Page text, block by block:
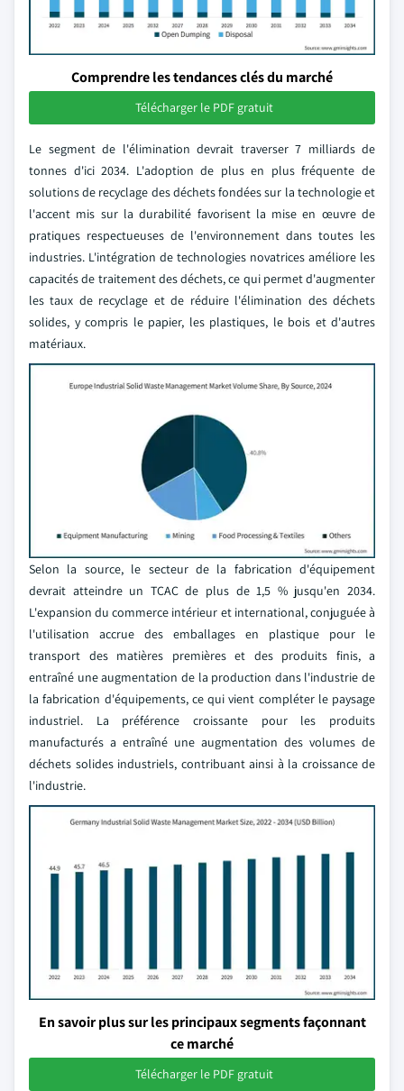
Comprendre les tendances clés du marché
Télécharger le PDF gratuit
Le segment de l'élimination devrait traverser 7 milliards de
tonnes d'ici 2034. L'adoption de plus en plus fréquente de
solutions de recyclage des déchets fondées sur la technologie et
l'accent mis sur la durabilité favorisent la mise en œuvre de
pratiques respectueuses de l'environnement dans toutes les
industries. L'intégration de technologies novatrices améliore les
capacités de traitement des déchets, ce qui permet d'augmenter
les taux de recyclage et de réduire l'élimination des déchets
solides, y compris le papier, les plastiques, le bois et d'autres
matériaux.
Selon la source, le secteur de la fabrication d'équipement
devrait atteindre un TCAC de plus de 1,5 % jusqu'en 2034.
L'expansion du commerce intérieur et international, conjuguée à
l'utilisation accrue des emballages en plastique pour le
transport des matières premières et des produits finis, a
entraîné une augmentation de la production dans l'industrie de
la fabrication d'équipements, ce qui vient compléter le paysage
industriel. La préférence croissante pour les produits
manufacturés a entraîné une augmentation des volumes de
déchets solides industriels, contribuant ainsi à la croissance de
l'industrie.
En savoir plus sur les principaux segments façonnant
ce marché
Télécharger le PDF gratuit